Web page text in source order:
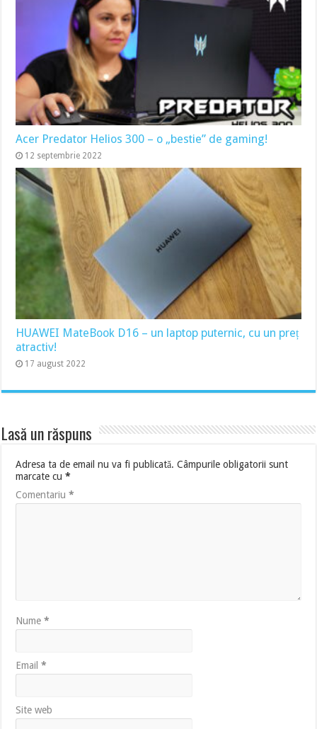
Acer Predator Helios 300 – o „bestie” de gaming!
12 septembrie 2022
HUAWEI MateBook D16 – un laptop puternic, cu un preț
atractiv!
17 august 2022
Lasă un răspuns
Adresa ta de email nu va fi publicată. Câmpurile obligatorii sunt
marcate cu*
Comentariu*
Nume*
Email*
Site web